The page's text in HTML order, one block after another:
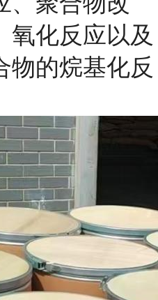
氧化反应以及
物的烷基化反